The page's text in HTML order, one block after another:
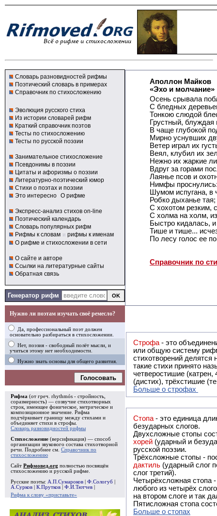
Словарь разновидностей рифмы
Поэтический словарь в примерах
Справочник по стихосложению
Эволюция русского стиха
Из истории словарей рифм
Краткий справочник поэтов
Тесты по стихосложению
Тесты по русской поэзии
Занимательное стихосложение
Псевдонимы в поэзии
Цитаты и афоризмы о поэзии
Литературно-поэтический юмор
Стихи о поэтах и поэзии
Это интересно О рифме
Экспресс-анализ стихов on-line
Поэтический календарь
Словарь популярных рифм
Рифмы к словам и рифмы к именам
О рифме и стихосложении в сети
О сайте и авторе
Ссылки на литературные сайты
Обратная связь
Генератор рифм
Нужно ли поэтам изучать своё ремесло?
Да, профессиональный поэт должен
основательно разбираться в стихосложении.
Нет, поэзия - свободный полёт мысли, и
учиться этому нет необходимости.
Нужно знать основы для общего развития.
Голосовать
Рифма (от греч. rhythmós - стройность,
соразмерность) — созвучие стихотворных
строк, имеющее фоническое, метрическое и
композиционное значение. Рифма
подчёркивает границу между стихами и
объединяет стихи в строфы
Словарь разновидностей рифмы
Стихосложение (версификация) — способ
организации звукового состава стихотворной
речи. Подробнее см. Справочник по
стихосложению
Сайт Рифмовед.org полностью посвящён
стихосложению и русской рифме.
Русские поэты: А.П.Сумароков Ф.Сологуб
А.Сурков
К.Прутков Ф.И.Тютчев
Рифма к слову «приставьте»
Аполлон Майков
«Эхо и молчание»
Осень срывала
С бледных
Тонкою слюдой
Грустный,
В чаще глубокой
Мирно уснувших
Ветер играл их
Веял, клубил их
Нежно их жаркие
Вдруг за горами
Лаянье псов и
Нимфы
Шумом испугана, в
Робко дыханье тая;
С хохотом резким, с
С холма на холм,
Быстро кидалась, и
Тише и тише...
По лесу голос ее
Справочник по
Строфа - это объединение двух
или общую систему рифм, и регулярно или периодически
стихотворений делятся на строфы и т.о. являются строфическими.
такие стихи принято называть астрофическими. Самая популярная строфа в русской поэзии -
четверостишие
(дистих), трёхстишие
Больше о строфах
Стопа - это единица
безударных слогов.
Двухсложные стопы
хорей (ударный и
русской поэзии.
Трёхсложные стопы -
дактиль (ударный слог
слог третий).
Четырёхсложная стопа
любого из четырёх
на втором слоге и так
Пятисложная стопа
Больше о стопах